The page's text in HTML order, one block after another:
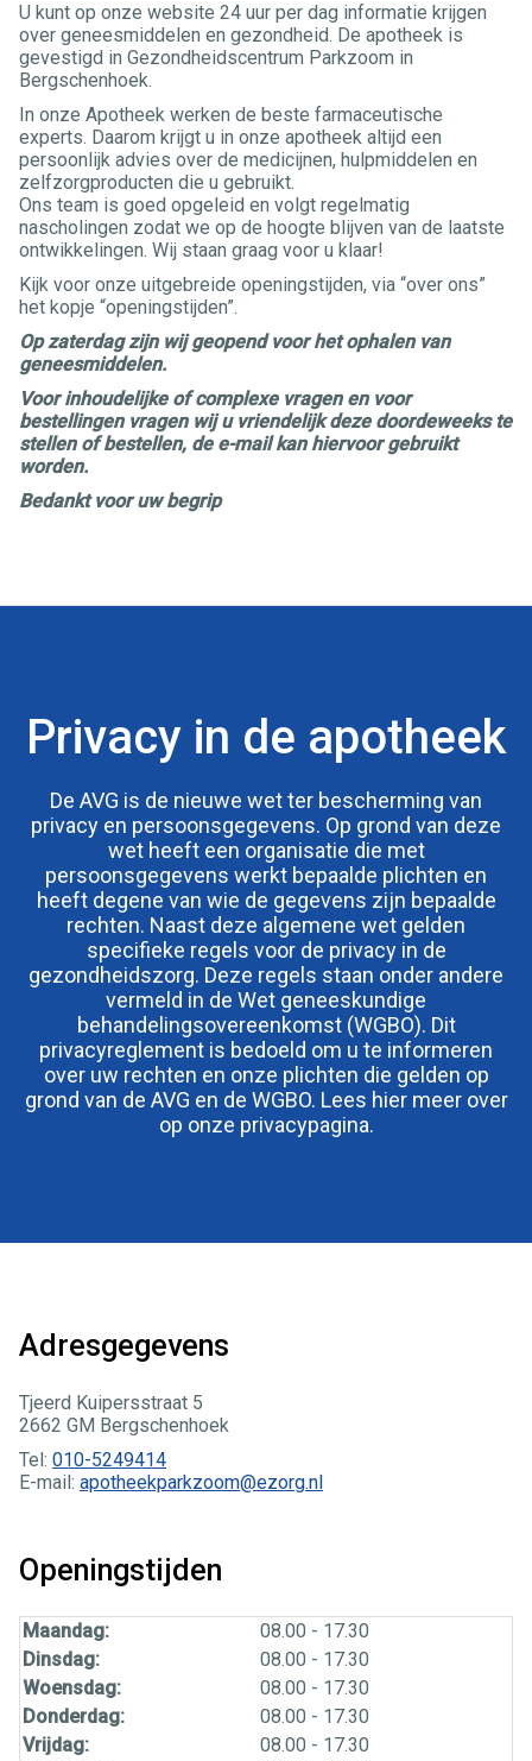
U kunt op onze website 24 uur per dag informatie krijgen
over geneesmiddelen en gezondheid. De apotheek is
gevestigd in Gezondheidscentrum Parkzoom in
Bergschenhoek.
In onze Apotheek werken de beste farmaceutische
experts. Daarom krijgt u in onze apotheek altijd een
persoonlijk advies over de medicijnen, hulpmiddelen en
zelfzorgproducten die u gebruikt.
Ons team is goed opgeleid en volgt regelmatig
nascholingen zodat we op de hoogte blijven van de laatste
ontwikkelingen. Wij staan graag voor u klaar!
Kijk voor onze uitgebreide openingstijden, via “over ons”
het kopje “openingstijden”.
Op zaterdag zijn wij geopend voor het ophalen van
geneesmiddelen.
Voor inhoudelijke of complexe vragen en voor
bestellingen vragen wij u vriendelijk deze doordeweeks te
stellen of bestellen, de e-mail kan hiervoor gebruikt
worden.
Bedankt voor uw begrip
Privacy in de apotheek
De AVG is de nieuwe wet ter bescherming van
privacy en persoonsgegevens. Op grond van deze
wet heeft een organisatie die met
persoonsgegevens werkt bepaalde plichten en
heeft degene van wie de gegevens zijn bepaalde
rechten. Naast deze algemene wet gelden
specifieke regels voor de privacy in de
gezondheidszorg. Deze regels staan onder andere
vermeld in de Wet geneeskundige
behandelingsovereenkomst (WGBO). Dit
privacyreglement is bedoeld om u te informeren
over uw rechten en onze plichten die gelden op
grond van de AVG en de WGBO. Lees hier meer over
op onze privacypagina.
Adresgegevens
Tjeerd Kuipersstraat 5
2662 GM Bergschenhoek
Tel: 010-5249414
E-mail: apotheekparkzoom@ezorg.nl
Openingstijden
Maandag:
08.00 - 17.30
Dinsdag:
08.00 - 17.30
Woensdag:
08.00 - 17.30
Donderdag:
08.00 - 17.30
Vrijdag:
08.00 - 17.30